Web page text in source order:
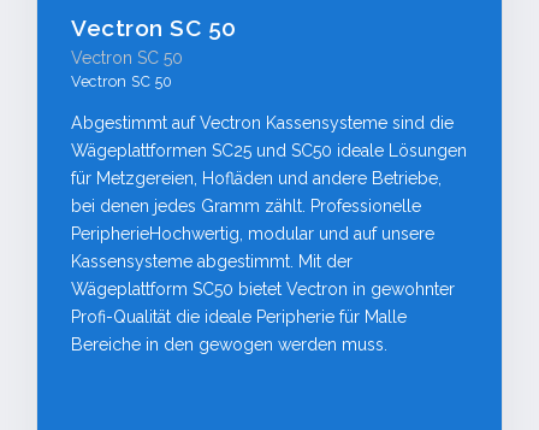
info@tk-registrierkassen.de
Fernwartung starten
Vectron SC 50
Vectron SC 50
Vectron SC 50
Abgestimmt auf Vectron Kassensysteme sind die
Wägeplattformen SC25 und SC50 ideale Lösungen
für Metzgereien, Hofläden und andere Betriebe,
bei denen jedes Gramm zählt. Professionelle
PeripherieHochwertig, modular und auf unsere
Kassensysteme abgestimmt. Mit der
Wägeplattform SC50 bietet Vectron in gewohnter
Profi-Qualität die ideale Peripherie für Malle
Bereiche in den gewogen werden muss.